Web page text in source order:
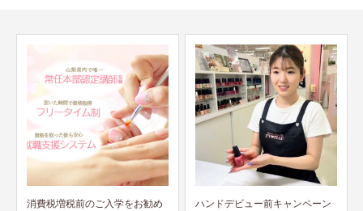
ハンドデビュー前キャンペーン
デビュー前キャンペーン 再開